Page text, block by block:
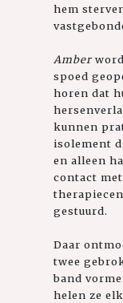
hem
Amber
spoed
horen dat
kunnen
isolement
en alleen
contact
gestuurd.
Daar
twee
band
helen ze